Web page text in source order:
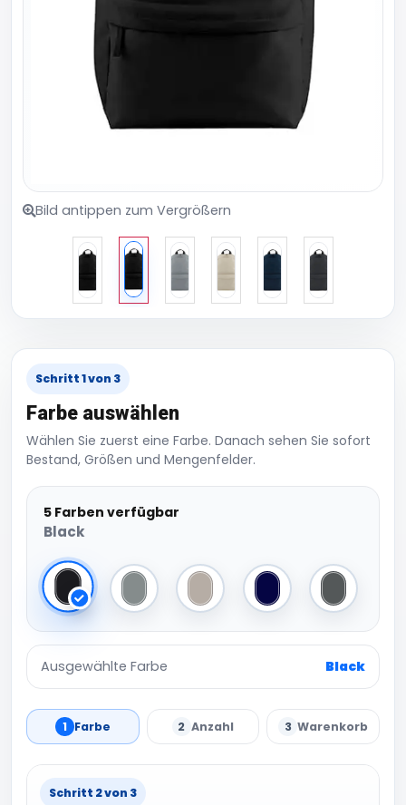
Bild antippen zum Vergrößern
Schritt 1 von 3
Farbe auswählen
Wählen Sie zuerst eine Farbe. Danach sehen Sie sofort
Bestand, Größen und Mengenfelder.
5 Farben verfügbar
Black
Black Pure Grey Natural StoneNavy Graphite
Ausgewählte Farbe Black
1 Farbe 2 Anzahl 3 Warenkorb
Schritt 2 von 3